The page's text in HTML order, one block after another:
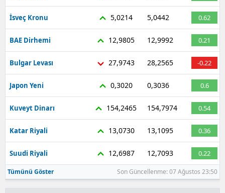
İsveç Kronu 5,0214 5,0442 0.62
BAE Dirhemi 12,9805 12,9992 0.21
Bulgar Levası 27,9743 28,2565 -0.22
Japon Yeni 0,3020 0,3036 0.6
Kuveyt Dinarı 154,2465 154,7974 0.54
Katar Riyali 13,0730 13,1095 0.36
Suudi Riyali 12,6987 12,7093 0.22
Tümünü Göster Son Güncellenme: 07 Ağustos 23:50